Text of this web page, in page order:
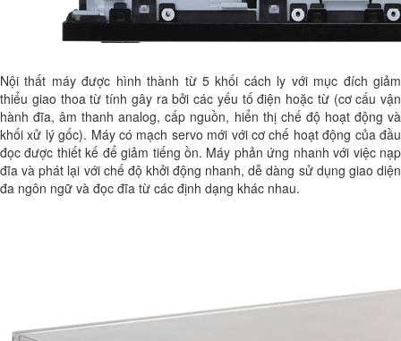
Nội thất máy được hình thành từ 5 khối cách ly với mục đích giảm
thiểu giao thoa từ tính gây ra bởi các yếu tố điện hoặc từ (cơ cấu vận
hành đĩa, âm thanh analog, cấp nguồn, hiển thị chế độ hoạt động và
khối xử lý gốc). Máy có mạch servo mới với cơ chế hoạt động của đầu
đọc được thiết kế để giảm tiếng ồn. Máy phản ứng nhanh với việc nạp
đĩa và phát lại với chế độ khởi động nhanh, dễ dàng sử dụng giao diện
đa ngôn ngữ và đọc đĩa từ các định dạng khác nhau.